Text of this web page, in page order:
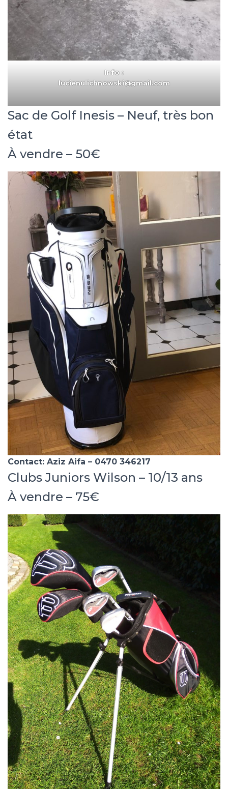
Info :
lucienulichnowski@gmail.com
– Tel. 0495434559
Sac de Golf Inesis – Neuf, très bon
état
À vendre – 50€
Contact: Aziz Aifa – 0470 346217
Clubs Juniors Wilson – 10/13 ans
À vendre – 75€